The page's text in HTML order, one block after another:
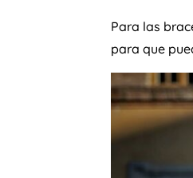
Para las
para que